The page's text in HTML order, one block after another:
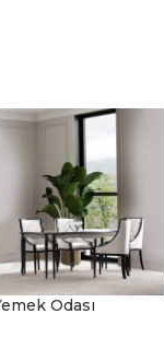
Odası